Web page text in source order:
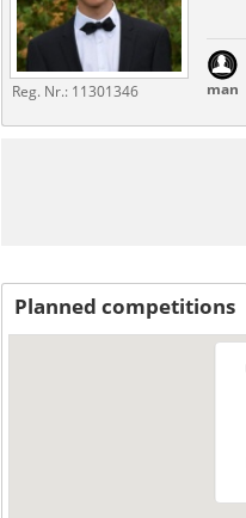
Reg. Nr.: 11301346 man
Planned competitions